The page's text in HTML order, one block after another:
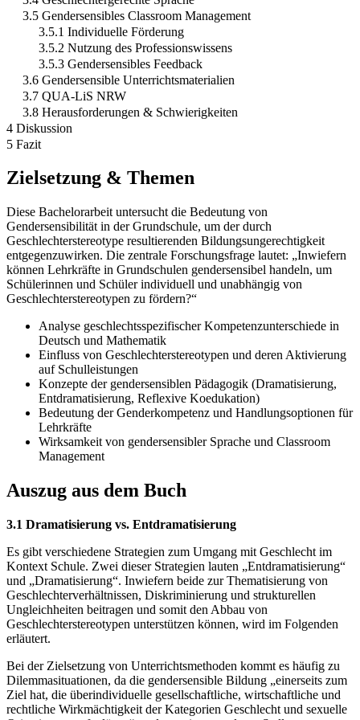
3.5 Gendersensibles Classroom Management
3.5.1 Individuelle Förderung
3.5.2 Nutzung des Professionswissens
3.5.3 Gendersensibles Feedback
3.6 Gendersensible Unterrichtsmaterialien
3.7 QUA-LiS NRW
3.8 Herausforderungen & Schwierigkeiten
4 Diskussion
5 Fazit
Zielsetzung & Themen
Diese Bachelorarbeit untersucht die Bedeutung von
Gendersensibilität in der Grundschule, um der durch
Geschlechterstereotype resultierenden Bildungsungerechtigkeit
entgegenzuwirken. Die zentrale Forschungsfrage lautet: „Inwiefern
können Lehrkräfte in Grundschulen gendersensibel handeln, um
Schülerinnen und Schüler individuell und unabhängig von
Geschlechterstereotypen zu fördern?“
Analyse geschlechtsspezifischer Kompetenzunterschiede in
Deutsch und Mathematik
Einfluss von Geschlechterstereotypen und deren Aktivierung
auf Schulleistungen
Konzepte der gendersensiblen Pädagogik (Dramatisierung,
Entdramatisierung, Reflexive Koedukation)
Bedeutung der Genderkompetenz und Handlungsoptionen für
Lehrkräfte
Wirksamkeit von gendersensibler Sprache und Classroom
Management
Auszug aus dem Buch
3.1 Dramatisierung vs. Entdramatisierung
Es gibt verschiedene Strategien zum Umgang mit Geschlecht im
Kontext Schule. Zwei dieser Strategien lauten „Entdramatisierung“
und „Dramatisierung“. Inwiefern beide zur Thematisierung von
Geschlechterverhältnissen, Diskriminierung und strukturellen
Ungleichheiten beitragen und somit den Abbau von
Geschlechterstereotypen unterstützen können, wird im Folgenden
erläutert.
Bei der Zielsetzung von Unterrichtsmethoden kommt es häufig zu
Dilemmasituationen, da die gendersensible Bildung „einerseits zum
Ziel hat, die überindividuelle gesellschaftliche, wirtschaftliche und
rechtliche Wirkmächtigkeit der Kategorien Geschlecht und sexuelle